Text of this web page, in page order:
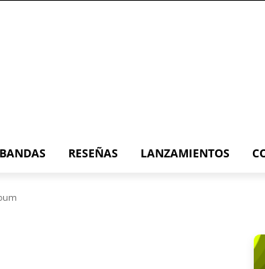
BANDAS RESEÑAS LANZAMIENTOS